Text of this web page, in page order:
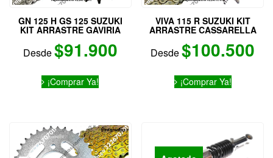
GN 125 H GS 125 SUZUKI
KIT ARRASTRE GAVIRIA
Desde$91.900
¡Comprar Ya!
Las
opciones
VIVA 115 R SUZUKI KIT
ARRASTRE CASSARELLA
Desde$100.500
¡Comprar Ya!producto
opciones